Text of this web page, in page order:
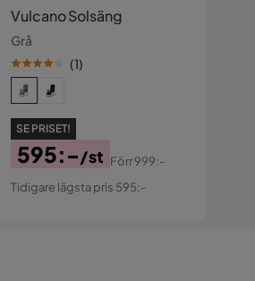
Vulcano Solsäng
Grå
(1)
SE PRISET!
Pris
595:-/st
Original
Förr999:-
Tidigare lägsta pris 595:-